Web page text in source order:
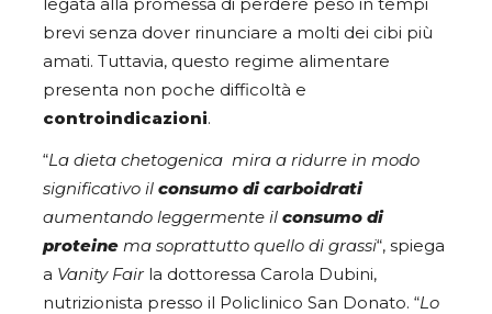
legata alla promessa di perdere peso in tempi
brevi senza dover rinunciare a molti dei cibi più
amati. Tuttavia, questo regime alimentare
presenta non poche difficoltà e
controindicazioni.
“La dieta chetogenica mira a ridurre in modo
significativo il consumo di carboidrati
aumentando leggermente il consumo di
proteine ma soprattutto quello di grassi“, spiega
a Vanity Fair la dottoressa Carola Dubini,
nutrizionista presso il Policlinico San Donato. “Lo